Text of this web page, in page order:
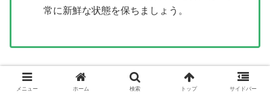
常に新鮮な状態を保ちましょう。
これらのミスを避けるためには、事前の準備と練習が大切
です。
メニュー ホーム 検索 トップ サイドバー